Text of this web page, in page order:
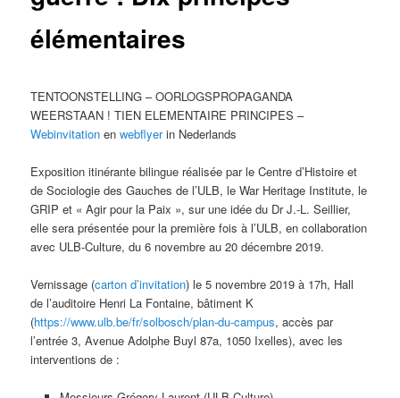
élémentaires
TENTOONSTELLING – OORLOGSPROPAGANDA
WEERSTAAN ! TIEN ELEMENTAIRE PRINCIPES –
Webinvitation enwebflyerin Nederlands
Exposition itinérante bilingue réalisée par le Centre d’Histoire et
de Sociologie des Gauches de l’ULB, le War Heritage Institute, le
GRIP et « Agir pour la Paix », sur une idée du Dr J.-L. Seillier,
elle sera présentée pour la première fois à l’ULB, en collaboration
avec ULB-Culture, du 6 novembre au 20 décembre 2019.
Vernissage (carton d’invitation) le 5 novembre 2019 à 17h, Hall
de l’auditoire Henri La Fontaine, bâtiment K
(https://www.ulb.be/fr/solbosch/plan-du-campus, accès par
l’entrée 3, Avenue Adolphe Buyl 87a, 1050 Ixelles), avec les
interventions de :